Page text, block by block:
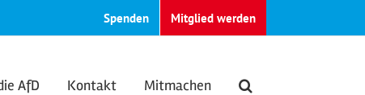
Spenden Mitglied werden
AfD Kontakt Mitmachen